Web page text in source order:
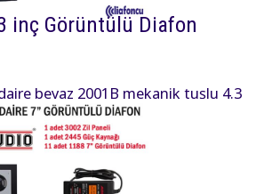
inç Görüntülü Diafon
beyaz 2001B mekanik tuşlu 4.3
mekanik butonlu zil paneli ve
diafon paketi 20205₺ dir.